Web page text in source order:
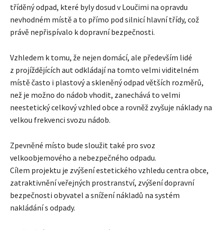
tříděný odpad, které byly dosud v Loučimi na opravdu
nevhodném místě a to přímo pod silnicí hlavní třídy, což
právě nepřispívalo k dopravní bezpečnosti.
Vzhledem k tomu, že nejen domácí, ale především lidé
z projíždějících aut odkládají na tomto velmi viditelném
místě často i plastový a skleněný odpad větších rozměrů,
než je možno do nádob vhodit, zanechává to velmi
neestetický celkový vzhled obce a rovněž zvyšuje náklady na
velkou frekvenci svozu nádob.
Zpevněné místo bude sloužit také pro svoz
velkoobjemového a nebezpečného odpadu.
Cílem projektu je zvýšení estetického vzhledu centra obce,
zatraktivnění veřejných prostranství, zvýšení dopravní
bezpečnosti obyvatel a snížení nákladů na systém
nakládání s odpady.